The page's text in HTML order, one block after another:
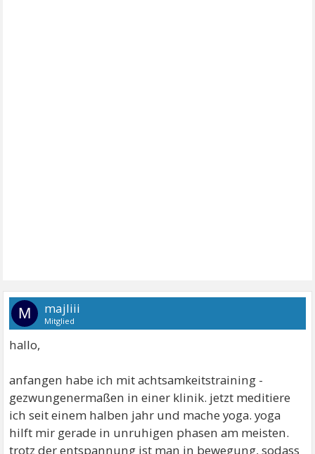
M majliii
Mitglied
hallo,
anfangen habe ich mit achtsamkeitstraining -
gezwungenermaßen in einer klinik. jetzt meditiere
ich seit einem halben jahr und mache yoga. yoga
hilft mir gerade in unruhigen phasen am meisten.
trotz der entspannung ist man in bewegung, sodass